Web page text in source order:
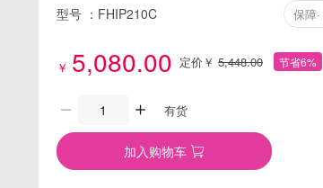
型号 ： FHIP210C 保障·
￥ 5,080.00 定价￥ 5,448.00 节省6%
有货
加入购物车